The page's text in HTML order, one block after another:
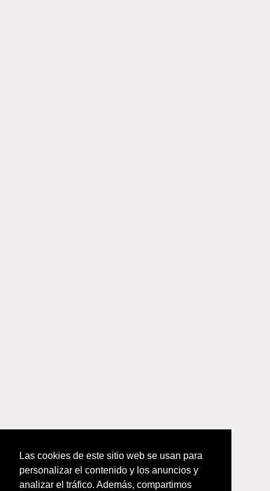
Las cookies de este sitio web se usan para
personalizar el contenido y los anuncios y
analizar el tráfico. Además, compartimos